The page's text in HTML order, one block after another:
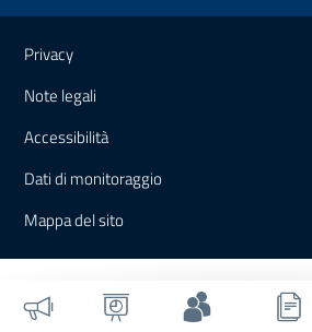
Link e informazioni utili
Privacy
Note legali
Accessibilità
Dati di monitoraggio
Mappa del sito